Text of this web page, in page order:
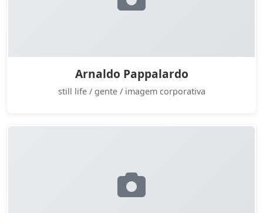
Arnaldo Pappalardo
still life / gente / imagem corporativa